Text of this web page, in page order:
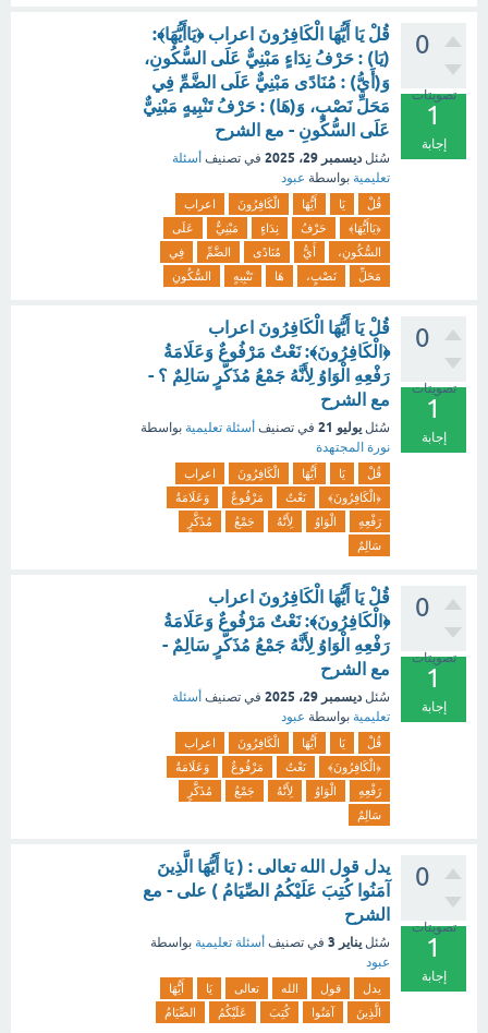
0
تصويتات
1
إجابة
قُلْ يَا أَيُّهَا الْكَافِرُونَ اعراب ﴿يَاأَيُّهَا﴾:
(يَا) : حَرْفُ نِدَاءٍ مَبْنِيٌّ عَلَى السُّكُونِ،
وَ(أَيُّ) : مُنَادًى مَبْنِيٌّ عَلَى الضَّمِّ فِي
مَحَلِّ نَصْبٍ، وَ(هَا) : حَرْفُ تَنْبِيهٍ مَبْنِيٌّ
عَلَى السُّكُونِ - مع الشرح
سُئل ديسمبر 29، 2025 في تصنيف أسئلة
تعليمية بواسطة عبود
قُلْ يَا أَيُّهَا الْكَافِرُونَ
اعراب
﴿يَاأَيُّهَا﴾
حَرْفُ نِدَاءٍ مَبْنِيٌّ
عَلَى
السُّكُونِ،
أَيُّ مُنَادًى الضَّمِّ
فِي
مَحَلِّ
نَصْبٍ، هَا تَنْبِيهٍ السُّكُونِ
0
تصويتات
1
إجابة
قُلْ يَا أَيُّهَا الْكَافِرُونَ اعراب
﴿الْكَافِرُونَ﴾: نَعْتٌ مَرْفُوعٌ وَعَلَامَةُ
رَفْعِهِ الْوَاوُ لِأَنَّهُ جَمْعُ مُذَكَّرٍ سَالِمٌ ؟ -
مع الشرح
سُئل يوليو 21 في تصنيف أسئلة تعليمية بواسطة
نورة المجتهدة
قُلْ يَا أَيُّهَا الْكَافِرُونَ
اعراب
﴿الْكَافِرُونَ﴾
نَعْتٌ مَرْفُوعٌ
وَعَلَامَةُ
رَفْعِهِ
الْوَاوُ لِأَنَّهُ جَمْعُ
مُذَكَّرٍ
سَالِمٌ
0
تصويتات
1
إجابة
قُلْ يَا أَيُّهَا الْكَافِرُونَ اعراب
﴿الْكَافِرُونَ﴾: نَعْتٌ مَرْفُوعٌ وَعَلَامَةُ
رَفْعِهِ الْوَاوُ لِأَنَّهُ جَمْعُ مُذَكَّرٍ سَالِمٌ -
مع الشرح
سُئل ديسمبر 29، 2025 في تصنيف أسئلة
تعليمية بواسطة عبود
قُلْ يَا أَيُّهَا الْكَافِرُونَ
اعراب
﴿الْكَافِرُونَ﴾
نَعْتٌ مَرْفُوعٌ
وَعَلَامَةُ
رَفْعِهِ
الْوَاوُ لِأَنَّهُ جَمْعُ
مُذَكَّرٍ
سَالِمٌ
0
تصويتات
1
إجابة
يدل قول الله تعالى : ( يَا أَيُّهَا الَّذِينَ
آمَنُوا كُتِبَ عَلَيْكُمُ الصِّيَامُ ) على - مع
الشرح
سُئل يناير 3 في تصنيف أسئلة تعليمية بواسطة
عبود
يدل قول الله تعالى يَا
أَيُّهَا
الَّذِينَ
آمَنُوا كُتِبَ عَلَيْكُمُ الصِّيَامُ